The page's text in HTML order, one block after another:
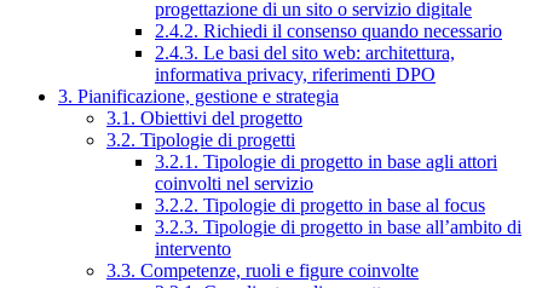
progettazione di un sito o servizio digitale
2.4.2. Richiedi il consenso quando necessario
2.4.3. Le basi del sito web: architettura,
informativa privacy, riferimenti DPO
3. Pianificazione, gestione e strategia
3.1. Obiettivi del progetto
3.2. Tipologie di progetti
3.2.1. Tipologie di progetto in base agli attori
coinvolti nel servizio
3.2.2. Tipologie di progetto in base al focus
3.2.3. Tipologie di progetto in base all’ambito di
intervento
3.3. Competenze, ruoli e figure coinvolte